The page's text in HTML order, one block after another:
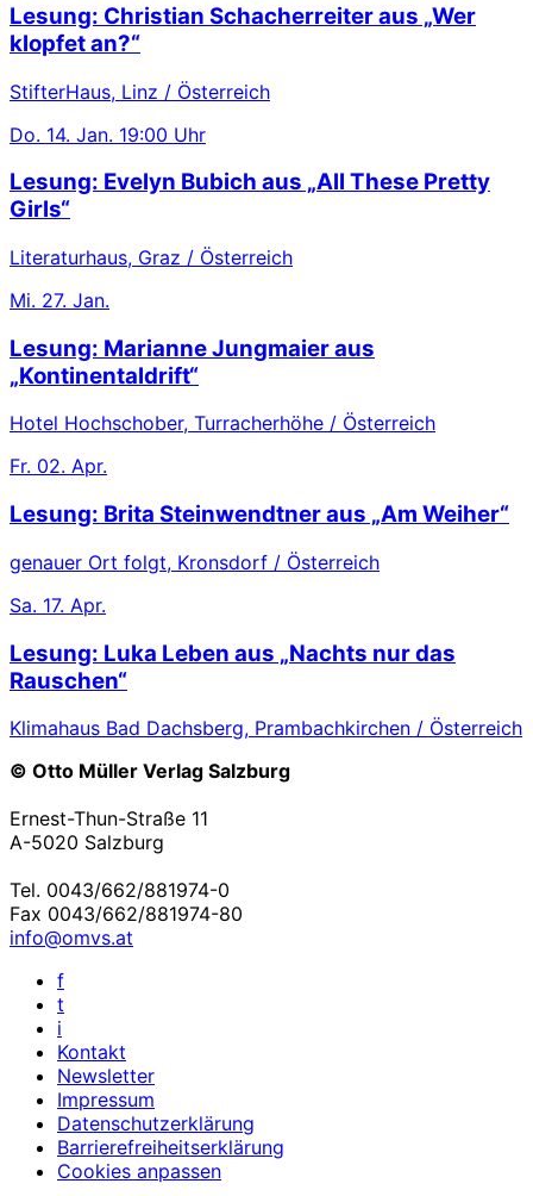
Lesung: Christian Schacherreiter aus „Wer
klopfet an?“
StifterHaus, Linz / Österreich
Do. 14. Jan. 19:00 Uhr
Lesung: Evelyn Bubich aus „All These Pretty
Girls“
Literaturhaus, Graz / Österreich
Mi. 27. Jan.
Lesung: Marianne Jungmaier aus
„Kontinentaldrift“
Hotel Hochschober, Turracherhöhe / Österreich
Fr. 02. Apr.
Lesung: Brita Steinwendtner aus „Am Weiher“
genauer Ort folgt, Kronsdorf / Österreich
Sa. 17. Apr.
Lesung: Luka Leben aus „Nachts nur das
Rauschen“
Klimahaus Bad Dachsberg, Prambachkirchen / Österreich
© Otto Müller Verlag Salzburg
Ernest-Thun-Straße 11
A-5020 Salzburg
Tel. 0043/662/881974-0
Fax 0043/662/881974-80
info@omvs.at
f
t
i
Kontakt
Newsletter
Impressum
Datenschutzerklärung
Barrierefreiheitserklärung
Cookies anpassen